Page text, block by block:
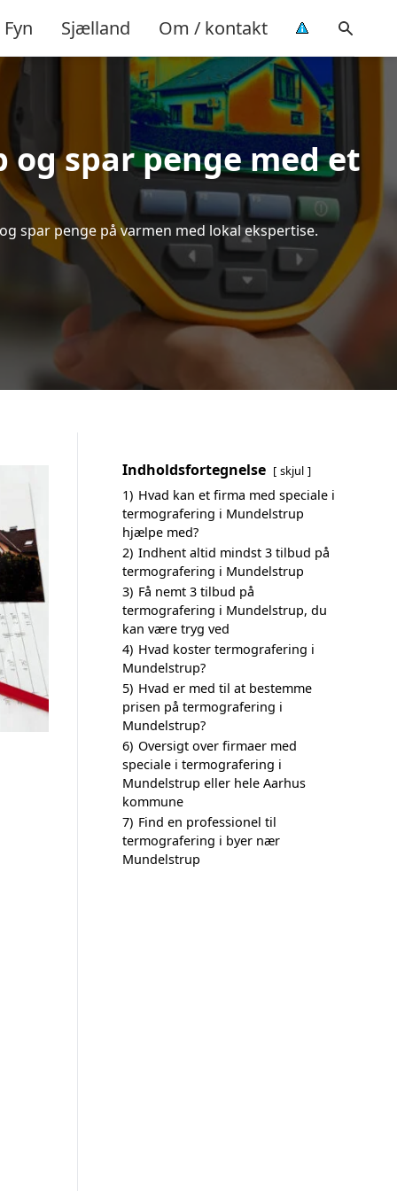
Fyn Sjælland Om / kontakt
spar penge med et
spar penge på varmen med lokal ekspertise.
Indholdsfortegnelse skjul
1) Hvad kan et firma med speciale i
termografering i Mundelstrup
hjælpe med?
2) Indhent altid mindst 3 tilbud på
termografering i Mundelstrup
3) Få nemt 3 tilbud på
termografering i Mundelstrup, du
kan være tryg ved
4) Hvad koster termografering i
Mundelstrup?
5) Hvad er med til at bestemme
prisen på termografering i
Mundelstrup?
6) Oversigt over firmaer med
speciale i termografering i
Mundelstrup eller hele Aarhus
kommune
7) Find en professionel til
termografering i byer nær
Mundelstrup